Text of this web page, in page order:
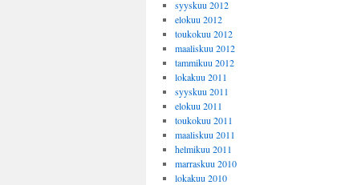
syyskuu 2012
elokuu 2012
toukokuu 2012
maaliskuu 2012
tammikuu 2012
lokakuu 2011
syyskuu 2011
elokuu 2011
toukokuu 2011
maaliskuu 2011
helmikuu 2011
marraskuu 2010
lokakuu 2010